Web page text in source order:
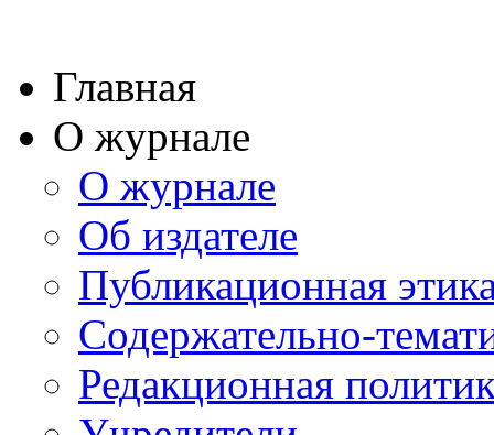
Главная
О журнале
О журнале
Об издателе
Публикационная
Содержательно-
Редакционная